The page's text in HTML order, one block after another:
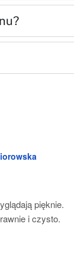
oraz moskitiery
z wielką